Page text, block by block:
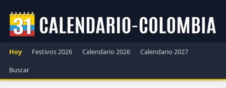
Hoy Festivos 2026 Calendario 2026
Calendario 2027
Buscar